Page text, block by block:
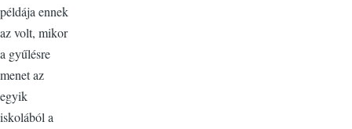
példája ennek
az volt, mikor
a gyűlésre
menet az
egyik
iskolából a